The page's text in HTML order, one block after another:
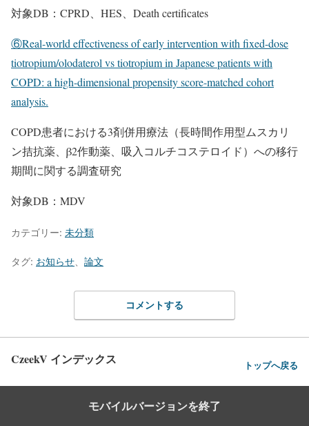
対象DB：CPRD、HES、Death certificates
⑥Real-world effectiveness of early intervention with fixed-dose
tiotropium/olodaterol vs tiotropium in Japanese patients with
COPD: a high-dimensional propensity score-matched cohort
analysis.
COPD患者における3剤併用療法（長時間作用型ムスカリ
ン拮抗薬、β2作動薬、吸入コルチコステロイド）への移行
期間に関する調査研究
対象DB：MDV
カテゴリー: 未分類
タグ: お知らせ 論文
コメントする
CzeekV インデックス トップへ戻る
モバイルバージョンを終了